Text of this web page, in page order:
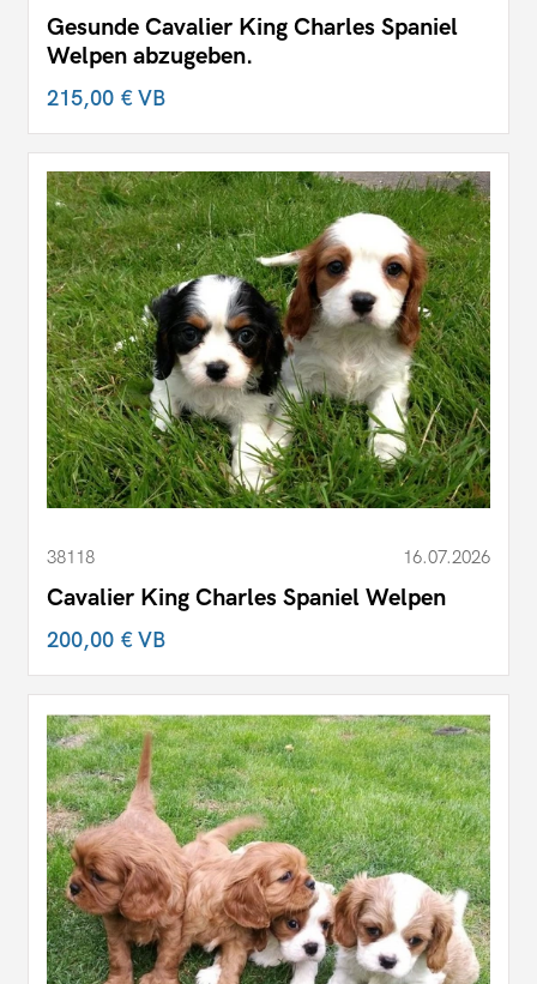
Gesunde Cavalier King Charles Spaniel
Welpen abzugeben.
215,00 €VB
38118 16.07.2026
Cavalier King Charles Spaniel Welpen
200,00 €VB